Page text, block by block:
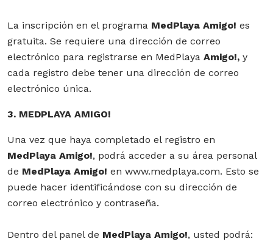
La inscripción en el programa MedPlaya Amigo! es
gratuita. Se requiere una dirección de correo
electrónico para registrarse en MedPlaya Amigo!, y
cada registro debe tener una dirección de correo
electrónico única.
3. MEDPLAYA AMIGO!
Una vez que haya completado el registro en
MedPlaya Amigo!, podrá acceder a su área personal
de MedPlaya Amigo! en www.medplaya.com. Esto se
puede hacer identificándose con su dirección de
correo electrónico y contraseña.
Dentro del panel de MedPlaya Amigo!, usted podrá: